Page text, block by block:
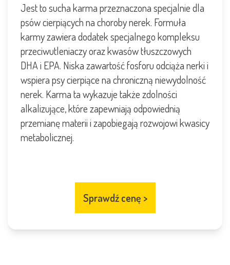
Jest to sucha karma przeznaczona specjalnie dla
psów cierpiących na choroby nerek. Formuła
karmy zawiera dodatek specjalnego kompleksu
przeciwutleniaczy oraz kwasów tłuszczowych
DHA i EPA. Niska zawartość fosforu odciąża nerki i
wspiera psy cierpiące na chroniczną niewydolność
nerek. Karma ta wykazuje także zdolności
alkalizujące, które zapewniają odpowiednią
przemianę materii i zapobiegają rozwojowi kwasicy
metabolicznej.
Sprawdź cenę >